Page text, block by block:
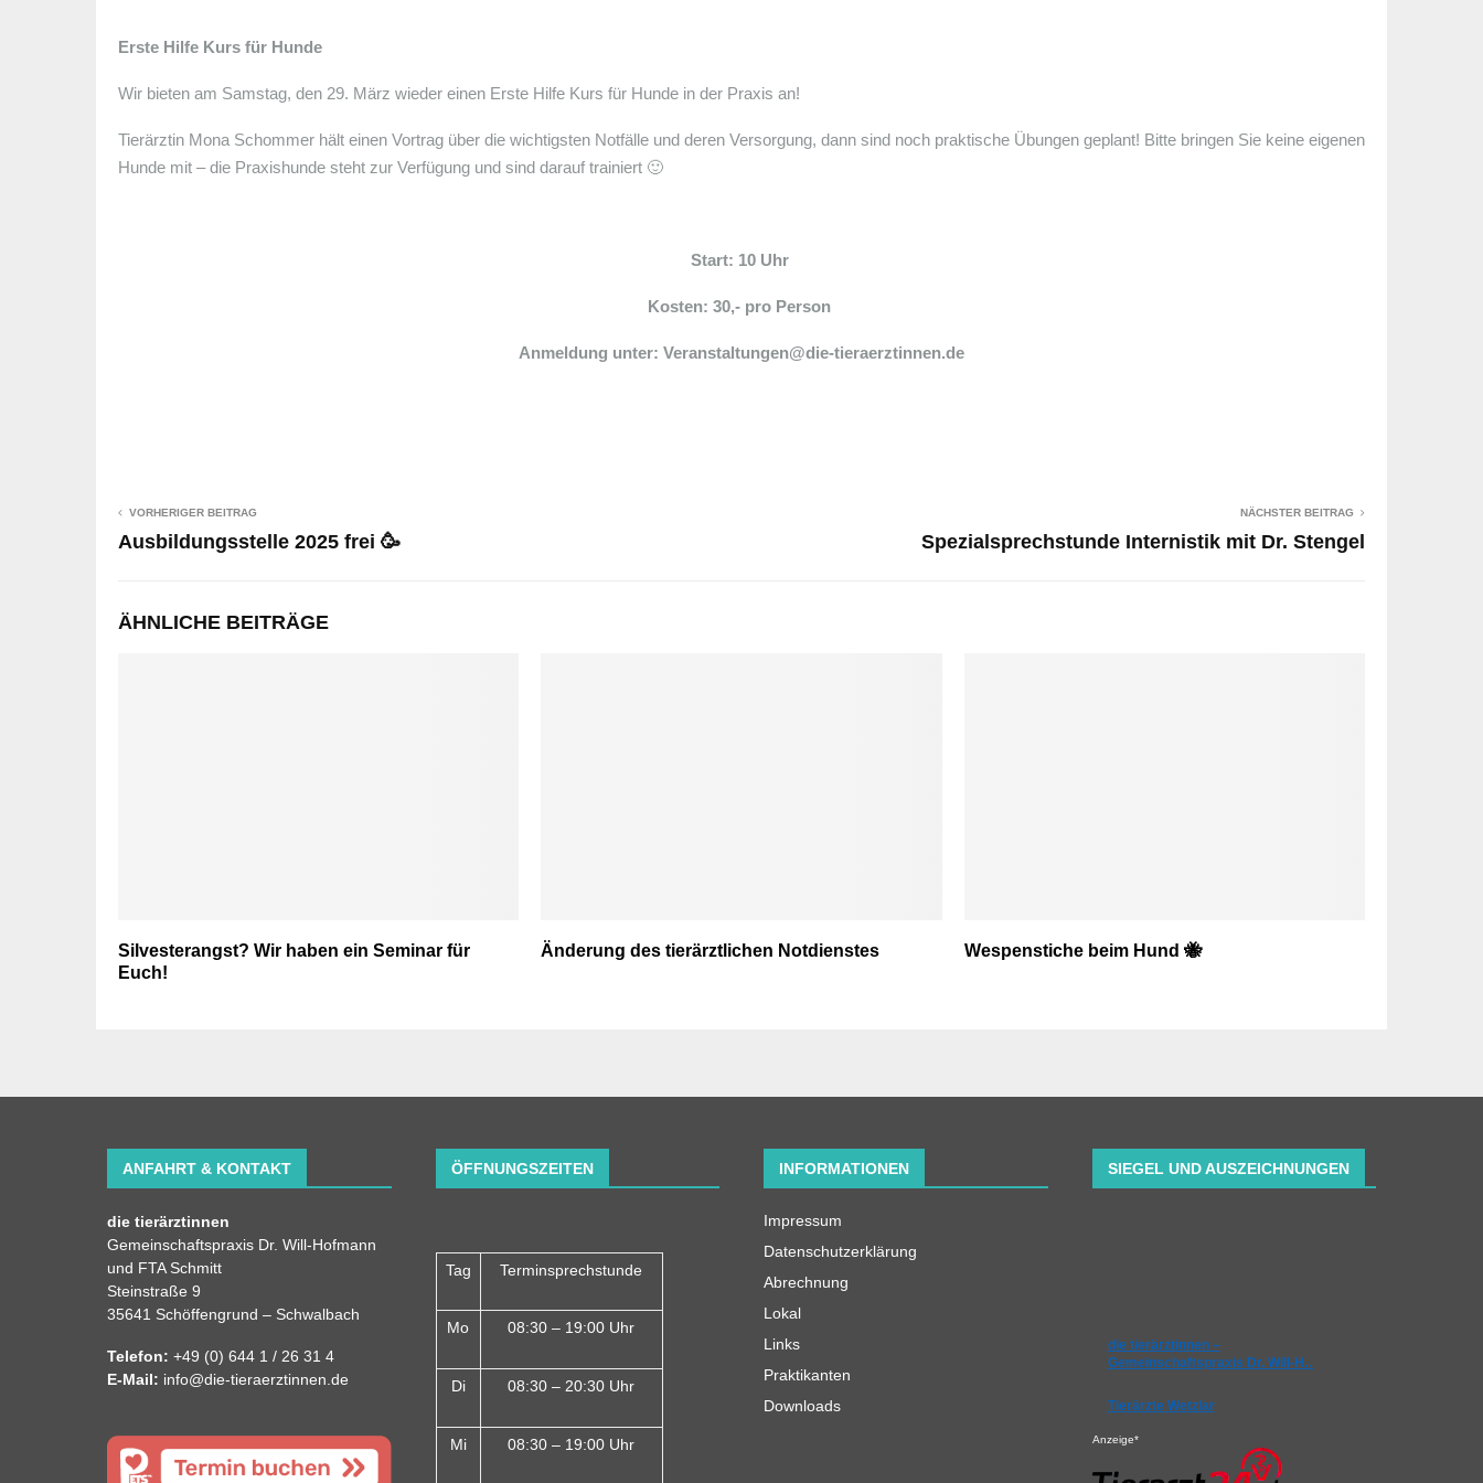
Erste Hilfe Kurs für Hunde
Wir bieten am Samstag, den 29. März wieder einen Erste Hilfe Kurs für Hunde in der Praxis an!
Tierärztin Mona Schommer hält einen Vortrag über die wichtigsten Notfälle und deren Versorgung, dann sind noch praktische Übungen geplant! Bitte bringen Sie keine eigenen
Hunde mit – die Praxishunde steht zur Verfügung und sind darauf trainiert 🙂
Start: 10 Uhr
Kosten: 30,- pro Person
Anmeldung unter: Veranstaltungen@die-tieraerztinnen.de
VORHERIGER BEITRAG
Ausbildungsstelle 2025 frei 🥳
NÄCHSTER BEITRAG
Spezialsprechstunde Internistik mit Dr. Stengel
ÄHNLICHE BEITRÄGE
Silvesterangst? Wir haben ein Seminar für
Euch!
Änderung des tierärztlichen Notdienstes Wespenstiche beim Hund 🐝
ANFAHRT & KONTAKT
die tierärztinnen
Gemeinschaftspraxis Dr. Will-Hofmann
und FTA Schmitt
Steinstraße 9
35641 Schöffengrund – Schwalbach
Telefon: +49 (0) 644 1 / 26 31 4
E-Mail: info@die-tieraerztinnen.de
ÖFFNUNGSZEITEN
Tag Terminsprechstunde
Mo 08:30 – 19:00 Uhr
Di 08:30 – 20:30 Uhr
Mi 08:30 – 19:00 Uhr
INFORMATIONEN
Impressum
Datenschutzerklärung
Abrechnung
Lokal
Links
Praktikanten
Downloads
SIEGEL UND AUSZEICHNUNGEN
die tierärztinnen –
Gemeinschaftspraxis Dr. Will-H…
Tierärzte Wetzlar
Anzeige*